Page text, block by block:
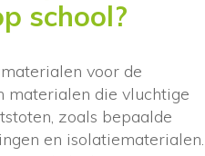
school?
voor de
materialen die vluchtige
zoals bepaalde
en isolatiematerialen.